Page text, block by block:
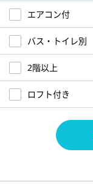
エアコン付
バス・トイレ別
2階以上
ロフト付き